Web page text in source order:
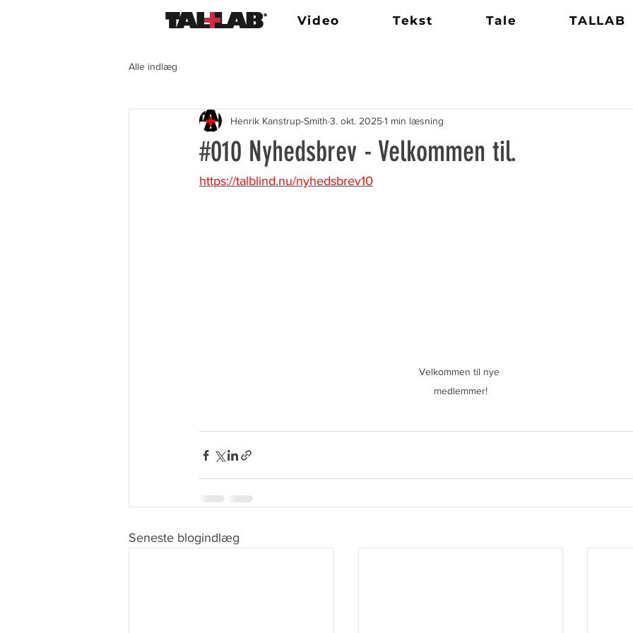
Video Tekst Tale TALLAB
Alle indlæg
#010 Nyhedsbrev - Velkommen til.
Henrik Kanstrup-Smith 3. okt. 20251 min læsning
https://talblind.nu/nyhedsbrev10
Velkommen til nye
medlemmer!
Seneste blogindlæg